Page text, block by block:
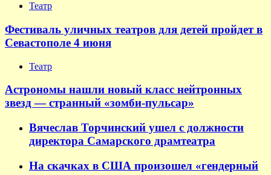
Театр
Фестиваль уличных театров для детей пройдет в
Севастополе 4 июня
Театр
Астрономы нашли новый класс нейтронных
звезд — странный «зомби-пульсар»
Вячеслав Торчинский ушел с должности
директора Самарского драмтеатра
На скачках в США произошел «гендерный